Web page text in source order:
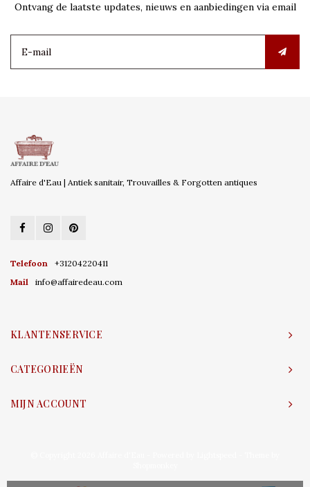
Ontvang de laatste updates, nieuws en aanbiedingen via email
Affaire d'Eau | Antiek sanitair, Trouvailles & Forgotten antiques
Telefoon
+31204220411
Mail
info@affairedeau.com
KLANTENSERVICE
CATEGORIEËN
MIJN ACCOUNT